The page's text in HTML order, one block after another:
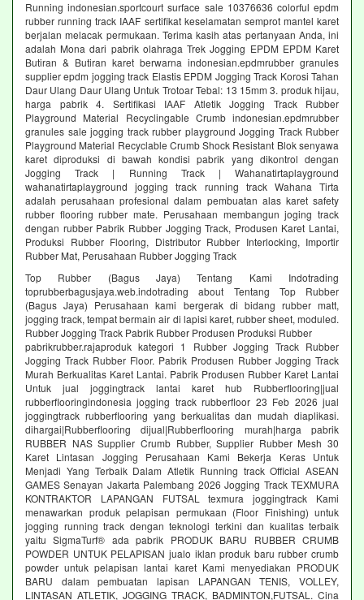
Running indonesian.sportcourt surface sale 10376636 colorful epdm
rubber running track IAAF sertifikat keselamatan semprot mantel karet
berjalan melacak permukaan. Terima kasih atas pertanyaan Anda, ini
adalah Mona dari pabrik olahraga Trek Jogging EPDM EPDM Karet
Butiran & Butiran karet berwarna indonesian.epdmrubber granules
supplier epdm jogging track Elastis EPDM Jogging Track Korosi Tahan
Daur Ulang Daur Ulang Untuk Trotoar Tebal: 13 15mm 3. produk hijau,
harga pabrik 4. Sertifikasi IAAF Atletik Jogging Track Rubber
Playground Material Recyclingable Crumb indonesian.epdmrubber
granules sale jogging track rubber playground Jogging Track Rubber
Playground Material Recyclable Crumb Shock Resistant Blok senyawa
karet diproduksi di bawah kondisi pabrik yang dikontrol dengan
Jogging Track | Running Track | Wahanatirtaplayground
wahanatirtaplayground jogging track running track Wahana Tirta
adalah perusahaan profesional dalam pembuatan alas karet safety
rubber flooring rubber mate. Perusahaan membangun joging track
dengan rubber Pabrik Rubber Jogging Track, Produsen Karet Lantai,
Produksi Rubber Flooring, Distributor Rubber Interlocking, Importir
Rubber Mat, Perusahaan Rubber Jogging Track
Top Rubber (Bagus Jaya) Tentang Kami Indotrading
toprubberbagusjaya.web.indotrading about Tentang Top Rubber
(Bagus Jaya) Perusahaan kami bergerak di bidang rubber matt,
jogging track, tempat bermain air di lapisi karet, rubber sheet, moduled.
Rubber Jogging Track Pabrik Rubber Produsen Produksi Rubber
pabrikrubber.rajaproduk kategori 1 Rubber Jogging Track Rubber
Jogging Track Rubber Floor. Pabrik Produsen Rubber Jogging Track
Murah Berkualitas Karet Lantai. Pabrik Produsen Rubber Karet Lantai
Untuk jual joggingtrack lantai karet hub Rubberflooring|jual
rubberflooringindonesia jogging track rubberfloor 23 Feb 2026 jual
joggingtrack rubberflooring yang berkualitas dan mudah diaplikasi.
dihargai|Rubberflooring dijual|Rubberflooring murah|harga pabrik
RUBBER NAS Supplier Crumb Rubber, Supplier Rubber Mesh 30
Karet Lintasan Jogging Perusahaan Kami Bekerja Keras Untuk
Menjadi Yang Terbaik Dalam Atletik Running track Official ASEAN
GAMES Senayan Jakarta Palembang 2026 Jogging Track TEXMURA
KONTRAKTOR LAPANGAN FUTSAL texmura joggingtrack Kami
menawarkan produk pelapisan permukaan (Floor Finishing) untuk
jogging running track dengan teknologi terkini dan kualitas terbaik
yaitu SigmaTurf® ada pabrik PRODUK BARU RUBBER CRUMB
POWDER UNTUK PELAPISAN jualo iklan produk baru rubber crumb
powder untuk pelapisan lantai karet Kami menyediakan PRODUK
BARU dalam pembuatan lapisan LAPANGAN TENIS, VOLLEY,
LINTASAN ATLETIK, JOGGING TRACK, BADMINTON,FUTSAL. Cina